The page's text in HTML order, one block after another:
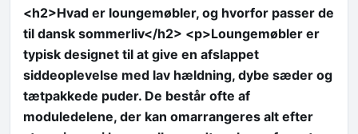
<h2>Hvad er loungemøbler, og hvorfor passer de
til dansk sommerliv</h2> <p>Loungemøbler er
typisk designet til at give en afslappet
siddeoplevelse med lav hældning, dybe sæder og
tætpakkede puder. De består ofte af
moduledelene, der kan omarrangeres alt efter